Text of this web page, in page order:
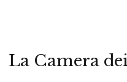
La Camera